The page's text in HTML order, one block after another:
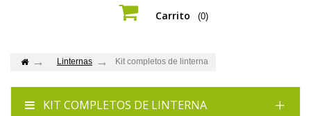
Carrito (0)
Linternas Kit completos de linterna
KIT COMPLETOS DE LINTERNA